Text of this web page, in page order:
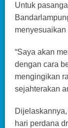
Untuk
“Saya akan
dengan cara
mengingikan
sejahterakan
hari perdana